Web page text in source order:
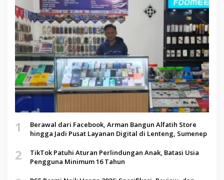
1
Berawal dari Facebook, Arman Bangun Alfatih Store
hingga Jadi Pusat Layanan Digital di Lenteng, Sumenep
2
TikTok Patuhi Aturan Perlindungan Anak, Batasi Usia
Pengguna Minimum 16 Tahun